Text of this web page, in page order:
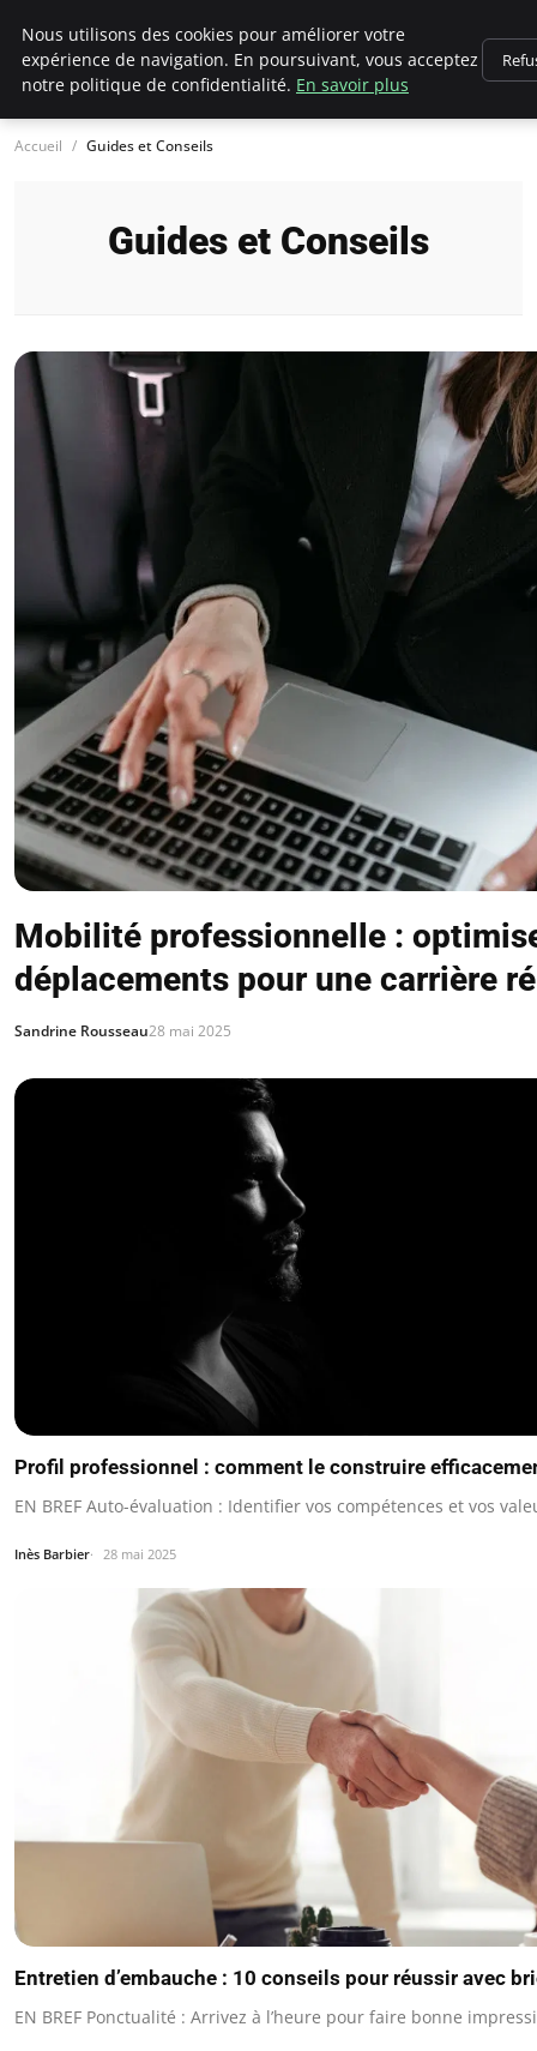
Chasseur De Tête
Accueil Guides et Conseils
Guides et Conseils
Mobilité professionnelle :
déplacements pour une carrière
Sandrine Rousseau28 mai 2025
Profil professionnel : comment le construire
EN BREF Auto-évaluation : Identifier vos compétences et vos
Inès Barbier 28 mai 2025
Entretien d’embauche : 10 conseils pour réussir avec
EN BREF Ponctualité : Arrivez à l’heure pour faire bonne
Nous utilisons des cookies pour améliorer votre
expérience de navigation. En poursuivant, vous acceptez
notre politique de confidentialité. En savoir plus